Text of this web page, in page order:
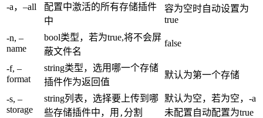
-a，–all
配置中激活的所有存储插件
中
容为空时自动设置为
true
-n, –
name
bool类型，若为true,将不会屏
蔽文件名
false
-f, –
format
string类型，选用哪一个存储
插件作为返回值
默认为第一个存储
-s, –
storage
string列表，选择要上传到哪
些存储插件中，用 , 分割
默认为空，若为空，-a
未配置自动配置为true